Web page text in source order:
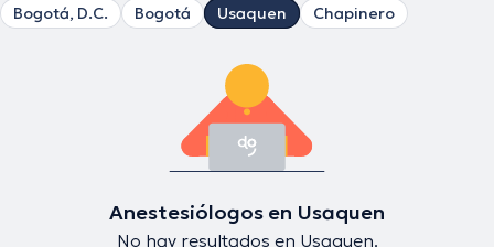
Bogotá, D.C. Bogotá Usaquen Chapinero
Anestesiólogos en Usaquen
No hay resultados en Usaquen.